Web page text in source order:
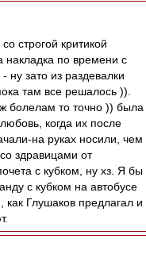
строгой критикой
накладка по времени с
ну зато из раздевалки
там все решалось )).
болелам то точно )) была
когда их после
на руках носили, чем
здравицами от
с кубком, ну хз. Я бы
с кубком на автобусе
Глушаков предлагал и